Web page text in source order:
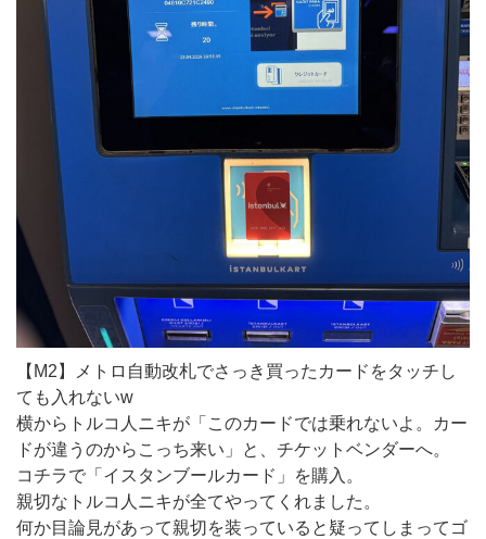
【M2】メトロ自動改札でさっき買ったカードをタッチし
ても入れないw
横からトルコ人ニキが「このカードでは乗れないよ。カー
ドが違うのからこっち来い」と、チケットベンダーへ。
コチラで「イスタンブールカード」を購入。
親切なトルコ人ニキが全てやってくれました。
何か目論見があって親切を装っていると疑ってしまってゴ